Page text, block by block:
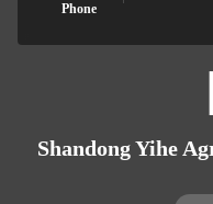
Phone
Shandong Yihe